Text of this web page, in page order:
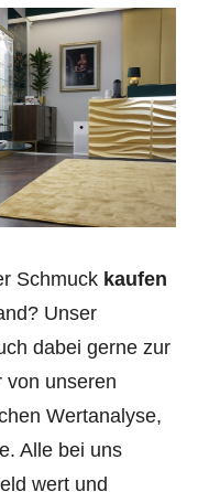
Schmuck kaufen
Unser
dabei gerne zur
von unseren
Wertanalyse,
Alle bei uns
wert und